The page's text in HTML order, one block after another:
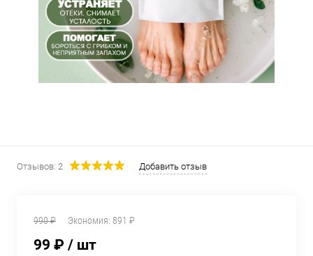
Отзывов: 2 Добавить отзыв
990 ₽ Экономия: 891 ₽
99 ₽ / шт